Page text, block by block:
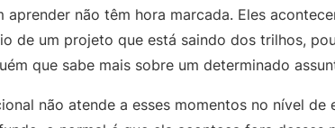
aprender não têm hora marcada. Eles
de um projeto que está saindo dos trilhos,
que sabe mais sobre um determinado
não atende a esses momentos no nível